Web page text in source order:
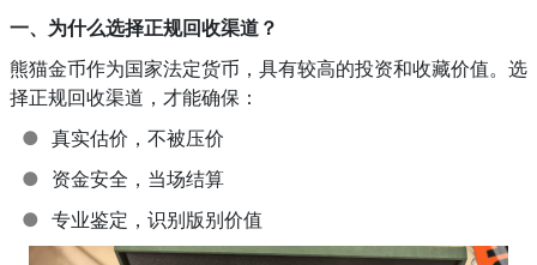
一、为什么选择正规回收渠道？
熊猫金币作为国家法定货币，具有较高的投资和收藏价值。选
择正规回收渠道，才能确保：
● 真实估价，不被压价
● 资金安全，当场结算
● 专业鉴定，识别版别价值